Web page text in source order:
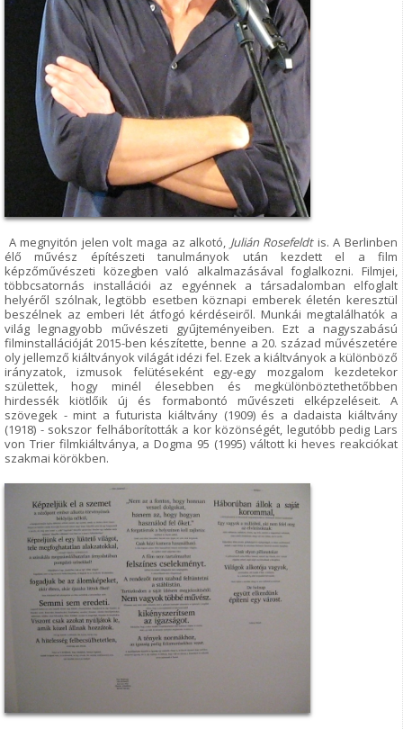
A megnyitón jelen volt maga az alkotó, Julián Rosefeldtis. A Berlinben
élő művész építészeti tanulmányok után kezdett el a film
képzőművészeti közegben való alkalmazásával foglalkozni. Filmjei,
többcsatornás installációi az egyénnek a társadalomban elfoglalt
helyéről szólnak, legtöbb esetben köznapi emberek életén keresztül
beszélnek az emberi lét átfogó kérdéseiről. Munkái megtalálhatók a
világ legnagyobb művészeti gyűjteményeiben. Ezt a nagyszabású
filminstallációját 2015-ben készítette, benne a 20. század művészetére
oly jellemző kiáltványok világát idézi fel. Ezek a kiáltványok a különböző
irányzatok, izmusok felütéseként egy-egy mozgalom kezdetekor
születtek, hogy minél élesebben és megkülönböztethetőbben
hirdessék kiötlőik új és formabontó művészeti elképzeléseit. A
szövegek - mint a futurista kiáltvány (1909) és a dadaista kiáltvány
(1918) - sokszor felháborították a kor közönségét, legutóbb pedig Lars
von Trier filmkiáltványa, a Dogma 95 (1995) váltott ki heves reakciókat
szakmai körökben.